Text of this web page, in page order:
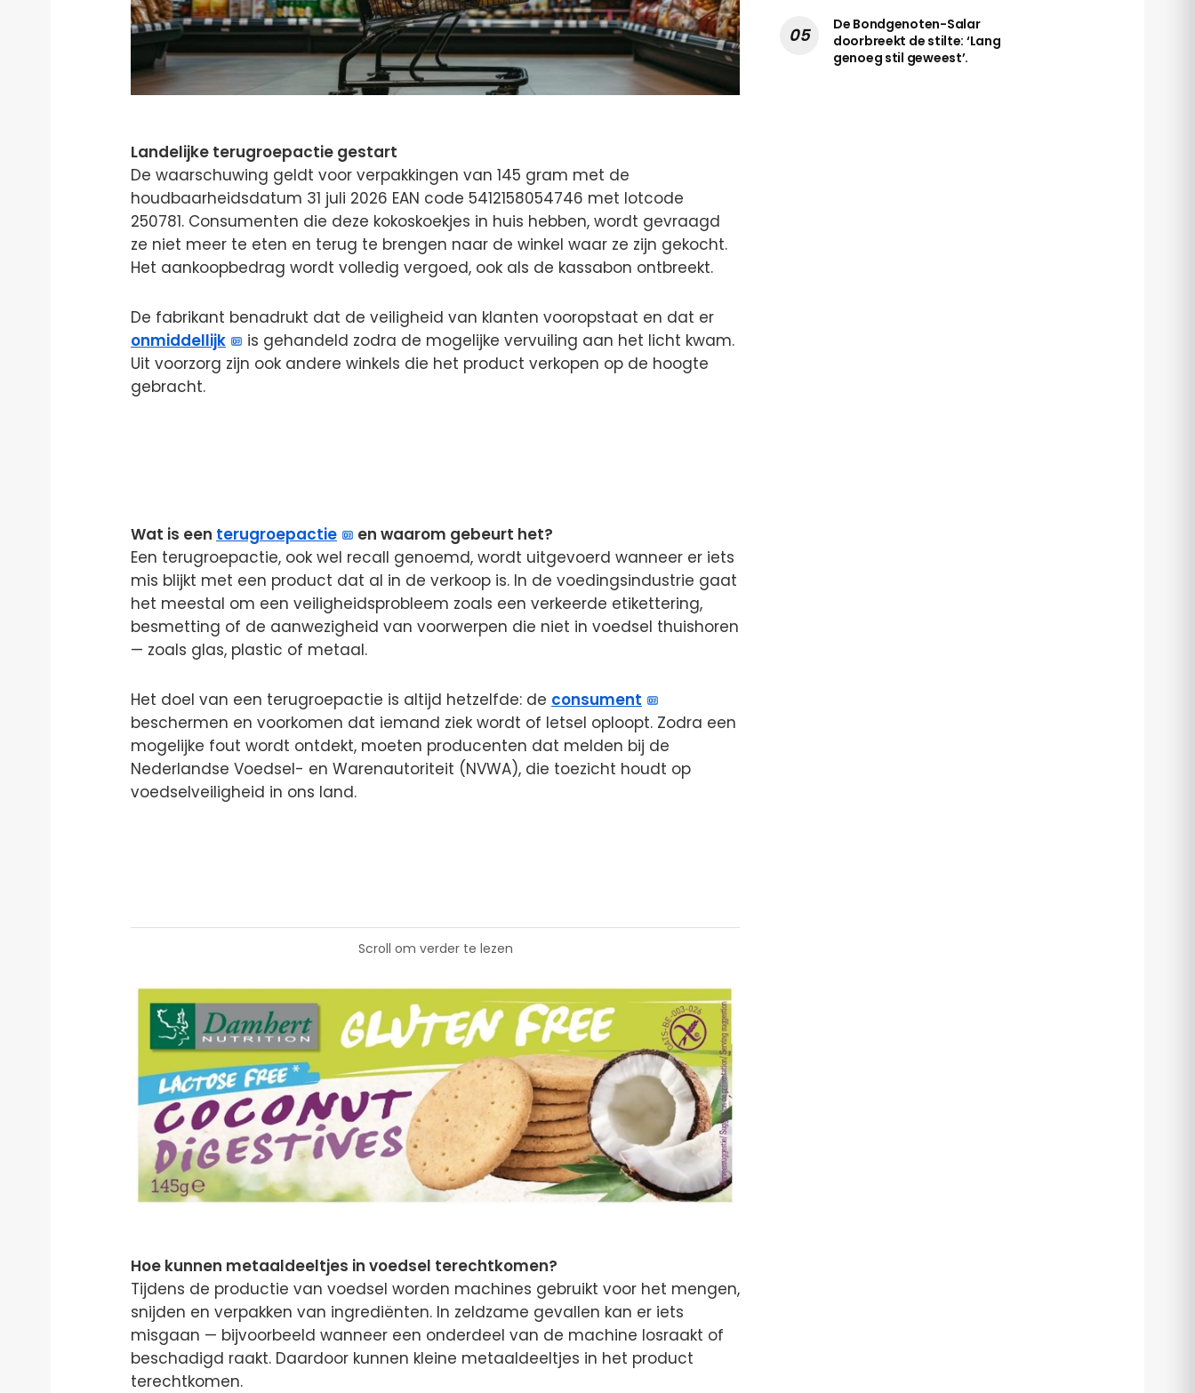
Landelijke terugroepactie gestart
De waarschuwing geldt voor verpakkingen van 145 gram met de
houdbaarheidsdatum 31 juli 2026 EAN code 5412158054746 met lotcode
250781. Consumenten die deze kokoskoekjes in huis hebben, wordt gevraagd
ze niet meer te eten en terug te brengen naar de winkel waar ze zijn gekocht.
Het aankoopbedrag wordt volledig vergoed, ook als de kassabon ontbreekt.
De fabrikant benadrukt dat de veiligheid van klanten vooropstaat en dat er
onmiddellijk
is gehandeld zodra de mogelijke vervuiling aan het licht kwam.
Uit voorzorg zijn ook andere winkels die het product verkopen op de hoogte
gebracht.
Wat is een terugroepactie
en waarom gebeurt het?
Een terugroepactie, ook wel recall genoemd, wordt uitgevoerd wanneer er iets
mis blijkt met een product dat al in de verkoop is. In de voedingsindustrie gaat
het meestal om een veiligheidsprobleem zoals een verkeerde etikettering,
besmetting of de aanwezigheid van voorwerpen die niet in voedsel thuishoren
— zoals glas, plastic of metaal.
Het doel van een terugroepactie is altijd hetzelfde: de consument
beschermen en voorkomen dat iemand ziek wordt of letsel oploopt. Zodra een
mogelijke fout wordt ontdekt, moeten producenten dat melden bij de
Nederlandse Voedsel- en Warenautoriteit (NVWA), die toezicht houdt op
voedselveiligheid in ons land.
Scroll om verder te lezen
Hoe kunnen metaaldeeltjes in voedsel terechtkomen?
Tijdens de productie van voedsel worden machines gebruikt voor het mengen,
snijden en verpakken van ingrediënten. In zeldzame gevallen kan er iets
misgaan — bijvoorbeeld wanneer een onderdeel van de machine losraakt of
beschadigd raakt. Daardoor kunnen kleine metaaldeeltjes in het product
terechtkomen.
De Bondgenoten-Salar
doorbreekt de stilte: ‘Lang
genoeg stil geweest’.